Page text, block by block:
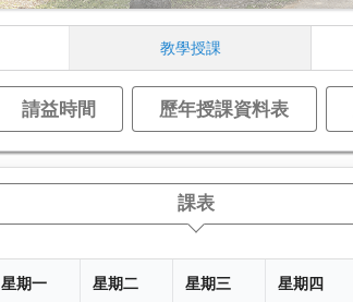
教學授課
請益時間 歷年授課資料表
課表
星期一 星期二 星期三 星期四